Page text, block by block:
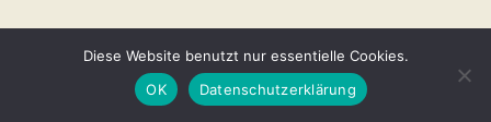
Diese Website benutzt nur essentielle Cookies.
OK
Datenschutzerklärung